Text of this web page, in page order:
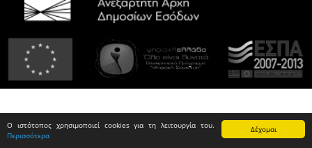
Δέχομαι
Ο ιστότοπος χρησιμοποιεί cookies για τη λειτουργία του.
Περισσότερα